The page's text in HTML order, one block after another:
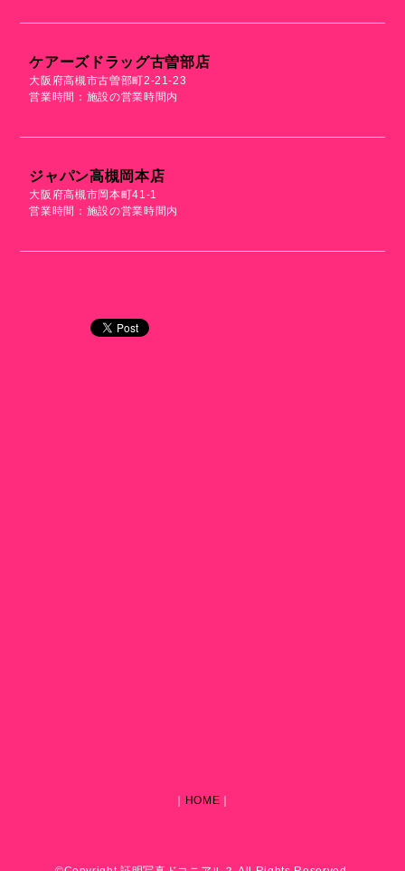
ケアーズドラッグ古曽部店
大阪府高槻市古曽部町2-21-23
営業時間：施設の営業時間内
ジャパン高槻岡本店
大阪府高槻市岡本町41-1
営業時間：施設の営業時間内
HOME